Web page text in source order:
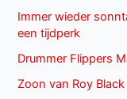
Immer wieder
een tijdperk
Drummer Flippers
Zoon van Roy